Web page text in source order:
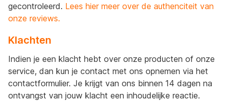
gecontroleerd. Lees hier meer over de authenciteit van
onze reviews.
Klachten
Indien je een klacht hebt over onze producten of onze
service, dan kun je contact met ons opnemen via het
contactformulier. Je krijgt van ons binnen 14 dagen na
ontvangst van jouw klacht een inhoudelijke reactie.